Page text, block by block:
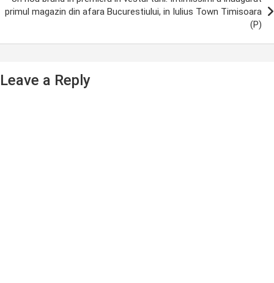
primul magazin din afara Bucurestiului, in Iulius Town Timisoara
(P)
Leave a Reply